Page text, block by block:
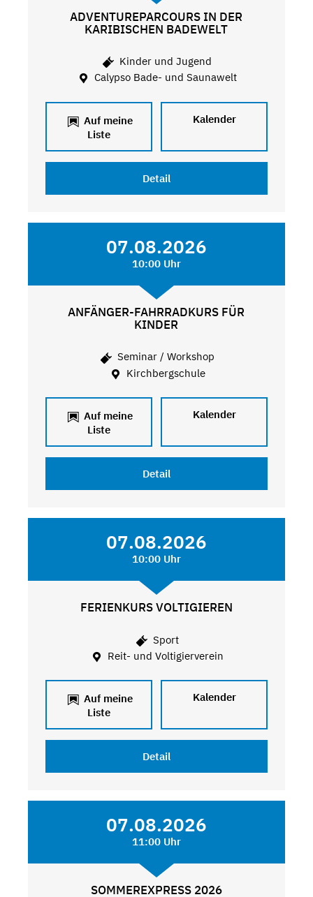
ADVENTUREPARCOURS IN DER
KARIBISCHEN BADEWELT
Kinder und Jugend
Calypso Bade- und Saunawelt
Auf meine
Liste
Kalender
Detail
07.08.2026
10:00 Uhr
ANFÄNGER-FAHRRADKURS FÜR
KINDER
Seminar / Workshop
Kirchbergschule
Auf meine
Liste
Kalender
Detail
07.08.2026
10:00 Uhr
FERIENKURS VOLTIGIEREN
Sport
Reit- und Voltigierverein
Auf meine
Liste
Kalender
Detail
07.08.2026
11:00 Uhr
SOMMEREXPRESS 2026